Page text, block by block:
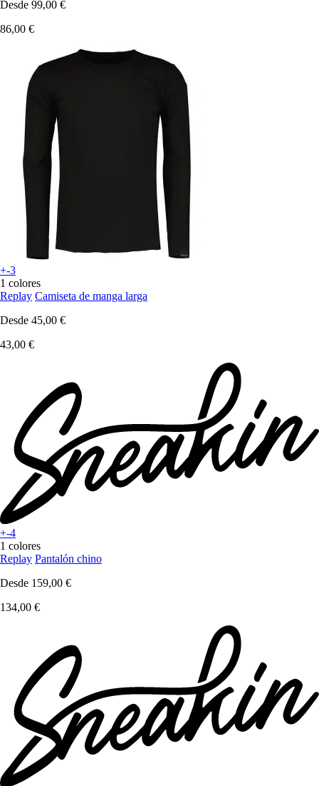
Desde 99,00 €
86,00 €
+-3
1 colores
Replay Camiseta de manga larga
Desde 45,00 €
43,00 €
+-4
1 colores
Replay Pantalón chino
Desde 159,00 €
134,00 €